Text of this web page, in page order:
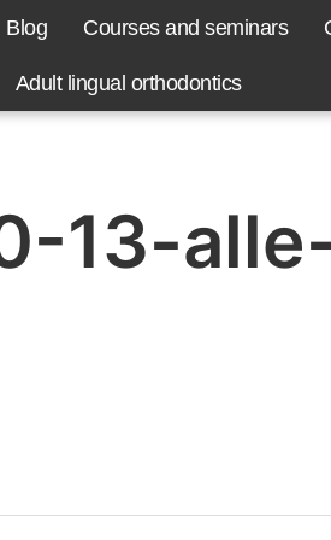
Blog Courses and seminars
Adult lingual orthodontics
13-